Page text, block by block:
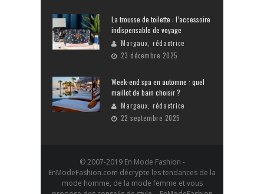
La trousse de toilette : l’accessoire
indispensable de voyage
Margaux, rédactrice
23 décembre 2025
Week-end spa en automne : quel
maillot de bain choisir ?
Margaux, rédactrice
22 septembre 2025
© 2007-2019 En Mode Fashion -
EnModeFashion.com décrypte les tendances de la
mode homme, de la mode femme et vous